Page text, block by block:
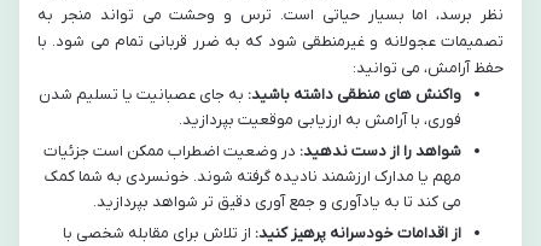
نظر برسد، اما بسیار حیاتی است. ترس و وحشت می تواند منجر به
تصمیمات عجولانه و غیرمنطقی شود که به ضرر قربانی تمام می شود. با
حفظ آرامش، می توانید:
واکنش های منطقی داشته باشید: به جای عصبانیت یا تسلیم شدن
فوری، با آرامش به ارزیابی موقعیت بپردازید.
شواهد را از دست ندهید: در وضعیت اضطراب ممکن است جزئیات
مهم یا مدارک ارزشمند نادیده گرفته شوند. خونسردی به شما کمک
می کند تا به یادآوری و جمع آوری دقیق تر شواهد بپردازید.
از اقدامات خودسرانه پرهیز کنید: از تلاش برای مقابله شخصی با